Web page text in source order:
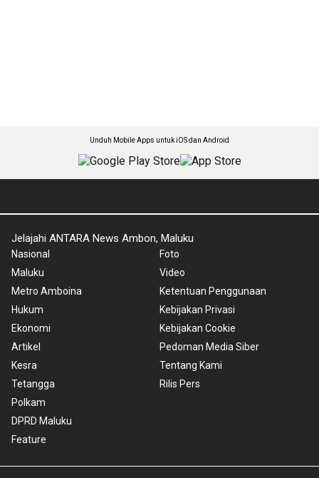
Unduh Mobile Apps untuk iOS dan Android
Jelajahi ANTARA News Ambon, Maluku
Nasional
Maluku
Metro Amboina
Hukum
Ekonomi
Artikel
Kesra
Tetangga
Polkam
DPRD Maluku
Feature
Foto
Video
Ketentuan Penggunaan
Kebijakan Privasi
Kebijakan Cookie
Pedoman Media Siber
Tentang Kami
Rilis Pers